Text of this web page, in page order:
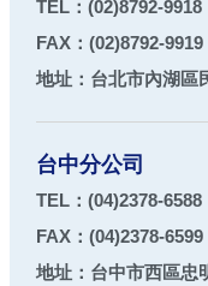
TEL： (02)8792-9918
FAX： (02)8792-9919
地址： 台北市內湖區
台中分公司
TEL： (04)2378-6588
FAX： (04)2378-6599
地址： 台中市西區忠